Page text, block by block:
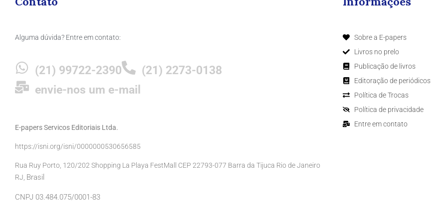
Alguma dúvida? Entre em contato:
(21) 99722-2390
(21) 2273-0138
envie-nos um e-mail
E-papers Servicos Editoriais Ltda.
https://isni.org/isni/0000000530656585
Rua Ruy Porto, 120/202 Shopping La Playa FestMall CEP 22793-077 Barra da Tijuca Rio de Janeiro
RJ, Brasil
CNPJ 03.484.075/0001-83
Sobre a E-papers
Livros no prelo
Publicação de livros
Editoração de periódicos
Política de Trocas
Política de privacidade
Entre em contato